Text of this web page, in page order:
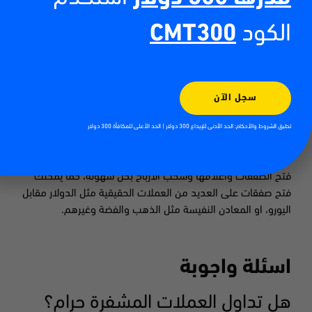
بذلك عن طريق شركات الوساطة المالية، مثل
تريدينج، سوف تتمكن من رفع مستندات توثيق الحساب والهوية،
وإيداع رأس مال أولي.
فتح الصفقات واغلاقها وسحب الأرباح بكل سهولة، كما يمكنك
فتح صفقات على العديد من العملات الحقيقية مثل الدولار مقابل
اليورو، او المعادن النفيسة مثل الذهب والفضة وغيرهم.
اسئلة واجوبة
هل تداول العملات المشفرة حرام؟
الكود CMT300
سجل الآن
تطبق الشروط والأحكام: الحد الأدنى للإيداع 300 دولار | الحد الأعلى للمكافأة 300 دولار